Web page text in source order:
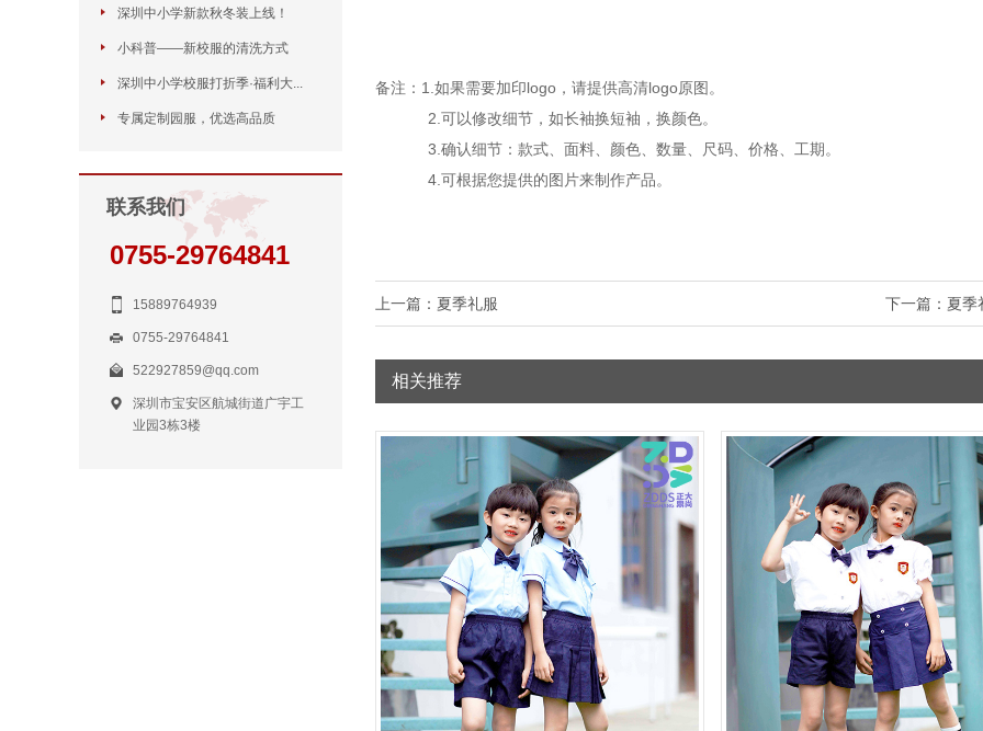
深圳中小学新款秋冬装上线！
小科普——新校服的清洗方式
深圳中小学校服打折季·福利大...
专属定制园服，优选高品质
联系我们
0755-29764841
15889764939
0755-29764841
522927859@qq.com
深圳市宝安区航城街道广宇工
业园3栋3楼
备注：1.如果需要加印logo，请提供高清logo原图。
2.可以修改细节，如长袖换短袖，换颜色。
3.确认细节：款式、面料、颜色、数量、尺码、价格、工期。
4.可根据您提供的图片来制作产品。
下一篇： 夏季
上一篇： 夏季礼服
相关推荐